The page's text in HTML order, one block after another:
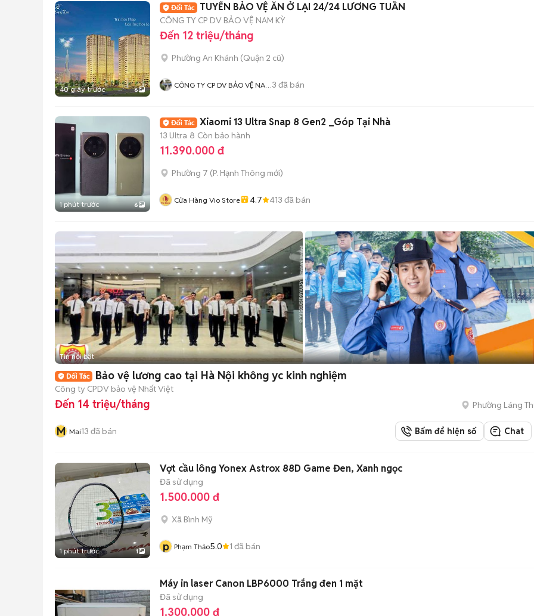
40 giây trước 6
TUYỂN BẢO VỆ ĂN Ở LẠI 24/24 LƯƠNG TUẦN
CÔNG TY CP DV BẢO VỆ NAM KỲ
Đến 12 triệu/tháng
Phường An Khánh (Quận 2 cũ)
CÔNG TY CP DV BẢO VỆ NAM3 đã bán
1 phút trước 6
Xiaomi 13 Ultra Snap 8 Gen2 _Góp Tại Nhà
13 Ultra 8 Còn bảo hành
11.390.000 đ
Phường 7 (P. Hạnh Thông mới)
Cửa Hàng Vio Store 4.7 413 đã bán
Tin nổi bật
Bảo vệ lương cao tại Hà Nội không yc kinh nghiệm
Công ty CPDV bảo vệ Nhất Việt
Đến 14 triệu/tháng Phường Láng
M Mai13 đã bán Bấm để hiện số Chat
1 phút trước 1
Vợt cầu lông Yonex Astrox 88D Game Đen, Xanh ngọc
Đã sử dụng
1.500.000 đ
Xã Bình Mỹ
p Phạm Thảo5.0 1 đã bán
Máy in laser Canon LBP6000 Trắng đen 1 mặt
Đã sử dụng
1.300.000 đ